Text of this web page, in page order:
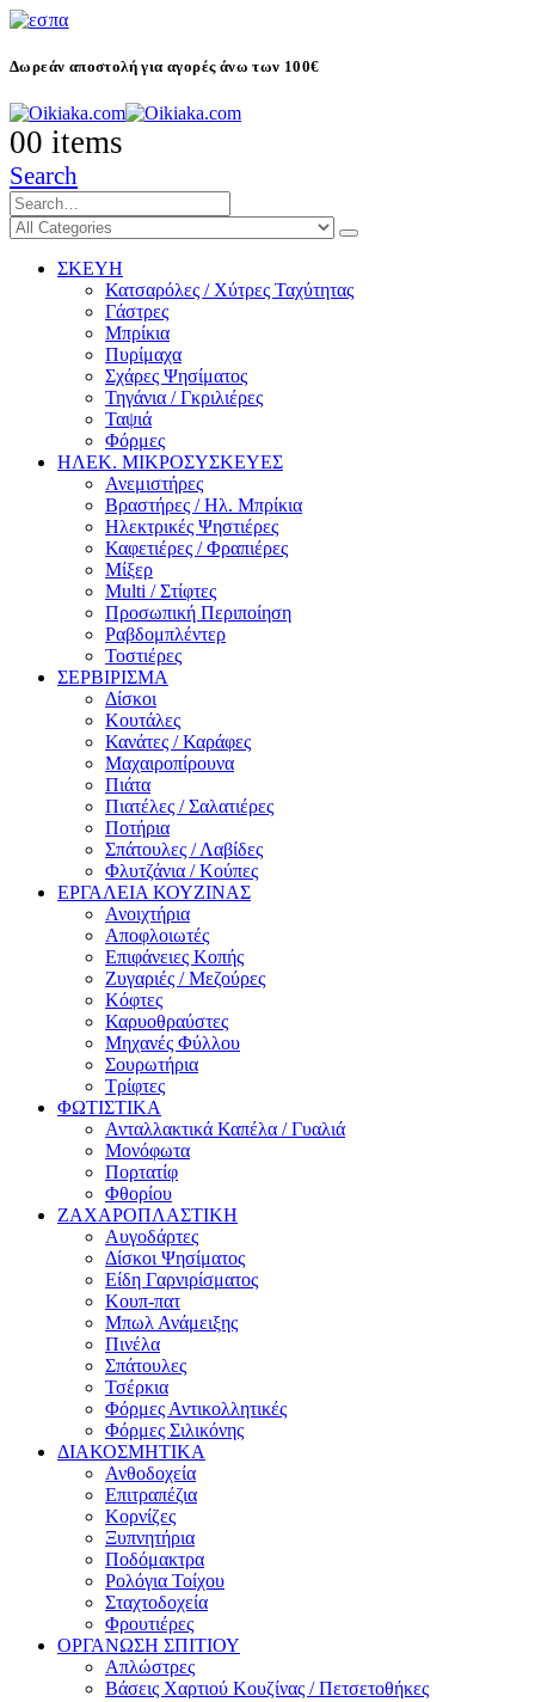
Δωρεάν αποστολή για αγορές άνω των 100€
00 items
Search
ΣΚΕΥΗ
Κατσαρόλες / Χύτρες Ταχύτητας
Γάστρες
Μπρίκια
Πυρίμαχα
Σχάρες Ψησίματος
Τηγάνια / Γκριλιέρες
Ταψιά
Φόρμες
ΗΛΕΚ. ΜΙΚΡΟΣΥΣΚΕΥΕΣ
Ανεμιστήρες
Βραστήρες / Ηλ. Μπρίκια
Ηλεκτρικές Ψηστιέρες
Καφετιέρες / Φραπιέρες
Μίξερ
Multi / Στίφτες
Προσωπική Περιποίηση
Ραβδομπλέντερ
Τοστιέρες
ΣΕΡΒΙΡΙΣΜΑ
Δίσκοι
Κουτάλες
Κανάτες / Καράφες
Μαχαιροπίρουνα
Πιάτα
Πιατέλες / Σαλατιέρες
Ποτήρια
Σπάτουλες / Λαβίδες
Φλυτζάνια / Κούπες
ΕΡΓΑΛΕΙΑ ΚΟΥΖΙΝΑΣ
Ανοιχτήρια
Αποφλοιωτές
Επιφάνειες Κοπής
Ζυγαριές / Μεζούρες
Κόφτες
Καρυοθραύστες
Μηχανές Φύλλου
Σουρωτήρια
Τρίφτες
ΦΩΤΙΣΤΙΚΑ
Ανταλλακτικά Καπέλα / Γυαλιά
Μονόφωτα
Πορτατίφ
Φθορίου
ΖΑΧΑΡΟΠΛΑΣΤΙΚΗ
Αυγοδάρτες
Δίσκοι Ψησίματος
Είδη Γαρνιρίσματος
Κουπ-πατ
Μπωλ Ανάμειξης
Πινέλα
Σπάτουλες
Τσέρκια
Φόρμες Αντικολλητικές
Φόρμες Σιλικόνης
ΔΙΑΚΟΣΜΗΤΙΚΑ
Ανθοδοχεία
Επιτραπέζια
Κορνίζες
Ξυπνητήρια
Ποδόμακτρα
Ρολόγια Τοίχου
Σταχτοδοχεία
Φρουτιέρες
ΟΡΓΑΝΩΣΗ ΣΠΙΤΙΟΥ
Απλώστρες
Βάσεις Χαρτιού Κουζίνας / Πετσετοθήκες